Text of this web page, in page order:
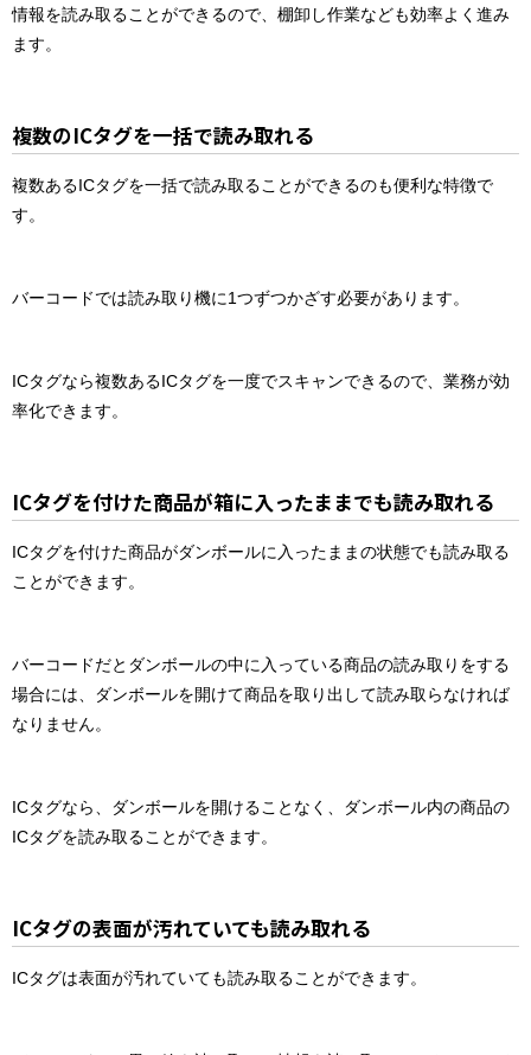
情報を読み取ることができるので、棚卸し作業なども効率よく進み
ます。
複数のICタグを一括で読み取れる
複数あるICタグを一括で読み取ることができるのも便利な特徴で
す。
バーコードでは読み取り機に1つずつかざす必要があります。
ICタグなら複数あるICタグを一度でスキャンできるので、業務が効
率化できます。
ICタグを付けた商品が箱に入ったままでも読み取れる
ICタグを付けた商品がダンボールに入ったままの状態でも読み取る
ことができます。
バーコードだとダンボールの中に入っている商品の読み取りをする
場合には、ダンボールを開けて商品を取り出して読み取らなければ
なりません。
ICタグなら、ダンボールを開けることなく、ダンボール内の商品の
ICタグを読み取ることができます。
ICタグの表面が汚れていても読み取れる
ICタグは表面が汚れていても読み取ることができます。